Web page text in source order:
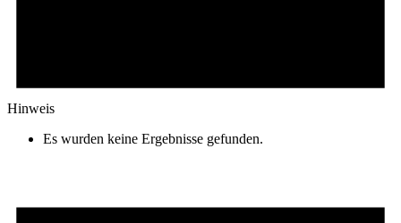
Hinweis
Es wurden keine Ergebnisse gefunden.